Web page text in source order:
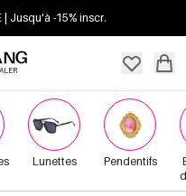
| Jusqu'à -15% inscr.
Lunettes Pendentifs